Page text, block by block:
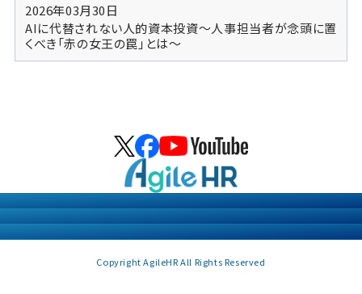
2026年03月30日
AIに代替されない人的資本投資～人事担当者が念頭に置
くべき「赤の女王の罠」とは～
Copyright AgileHR All Rights Reserved